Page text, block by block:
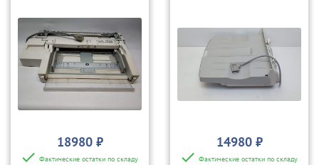
18980 ₽
Фактические остатки по складу
14980 ₽
Фактические остатки по складу